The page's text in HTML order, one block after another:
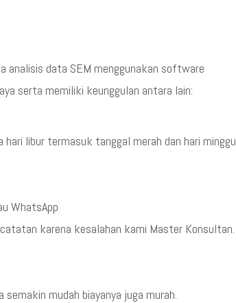
analisis data SEM menggunakan software
serta memiliki keunggulan antara lain:
libur termasuk tanggal merah dan hari minggu
WhatsApp
karena kesalahan kami Master Konsultan.
semakin mudah biayanya juga murah.